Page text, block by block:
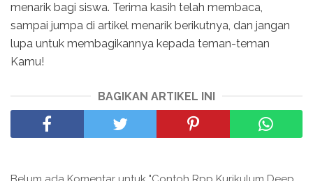
menarik bagi siswa. Terima kasih telah membaca,
sampai jumpa di artikel menarik berikutnya, dan jangan
lupa untuk membagikannya kepada teman-teman
Kamu!
BAGIKAN ARTIKEL INI